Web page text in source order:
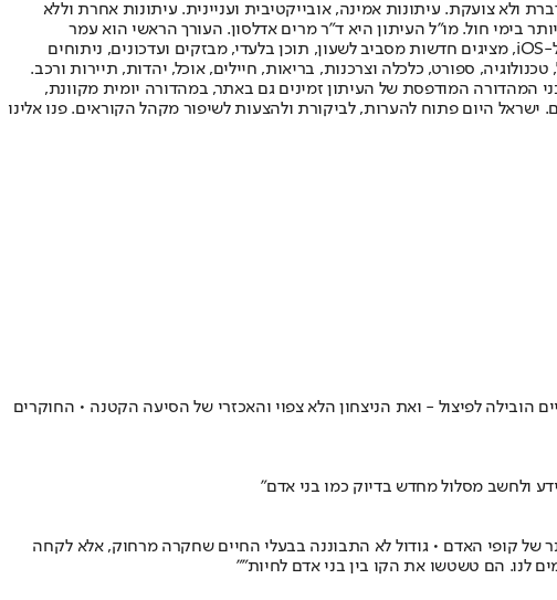
ולא צועקת. עיתונות אמינה, אובייקטיבית ועניינית. עיתונות אחרת וללא
בעל שיעור החשיפה הגבוה ביותר בימי חול. מו"ל העיתון היא ד"ר מרים אדלסון. העורך הראשי הוא עמר
לחמנוביץ, והעורך המייסד הוא עמוס רגב. אתרי האינטרנט של "ישראל היום" בעברית ובאנגלית, כמו כן היישומונים (אפליקציות) לאנדרואיד ול-iOS, מציגים חדשות מסביב לשעון, תוכן בלעדי, מבזקים ועדכונים, ניתוחים
ספורט, כלכלה וצרכנות, בריאות, חיילים, אוכל, יהדות, תיירות ורכב.
המהדורה המודפסת של העיתון זמינים גם באתר, במהדורה יומית מקוונת,
היום פתוח להערות, לביקורת ולהצעות לשיפור מקהל הקוראים. פנו אלינו
לפיצול - ואת הניצחון הלא צפוי והאכזרי של הסיעה הקטנה • החוקרים
ולחשב מסלול מחדש בדיוק כמו בני אדם"
קופי האדם • גודול לא התבוננה בבעלי החיים שחקרה מרחוק, אלא לקחה
לנו. הם טשטשו את הקו בין בני אדם לחיות״"